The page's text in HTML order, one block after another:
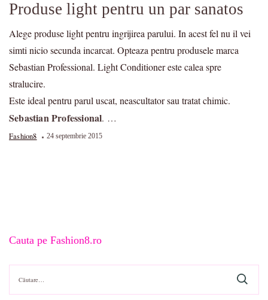
Produse light pentru un par sanatos
Alege produse light pentru ingrijirea parului. In acest fel nu il vei
simti nicio secunda incarcat. Opteaza pentru produsele marca
Sebastian Professional. Light Conditioner este calea spre
stralucire.
Este ideal pentru parul uscat, neascultator sau tratat chimic.
Sebastian Professional. …
Fashion8 24 septembrie 2015
Cauta pe Fashion8.ro
Caută
după: